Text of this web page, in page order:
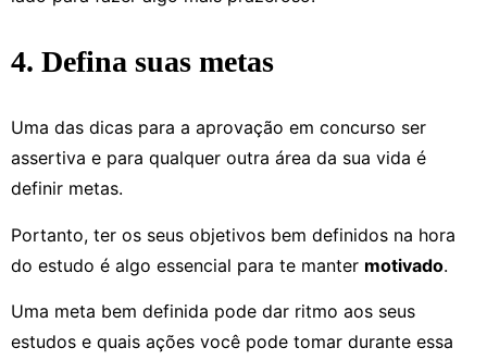
4. Defina suas metas
Uma das dicas para a aprovação em concurso ser
assertiva e para qualquer outra área da sua vida é
definir metas.
Portanto, ter os seus objetivos bem definidos na hora
do estudo é algo essencial para te manter motivado.
Uma meta bem definida pode dar ritmo aos seus
estudos e quais ações você pode tomar durante essa